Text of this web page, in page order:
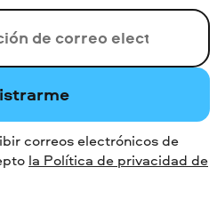
correos electrónicos de
la Política de privacidad de